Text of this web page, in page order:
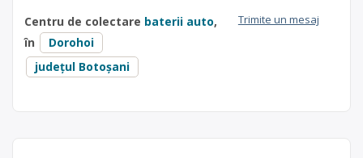
Centru de colectare baterii auto,
în
Dorohoi
județul Botoșani
Trimite un mesaj